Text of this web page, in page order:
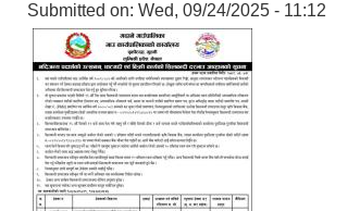
Submitted on: Wed, 09/24/2025 - 11:12